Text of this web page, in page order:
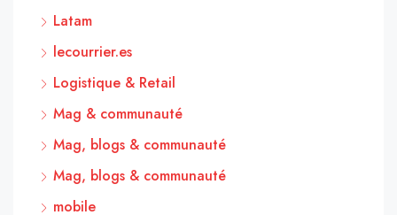
Latam
lecourrier.es
Logistique & Retail
Mag & communauté
Mag, blogs & communauté
Mag, blogs & communauté
mobile